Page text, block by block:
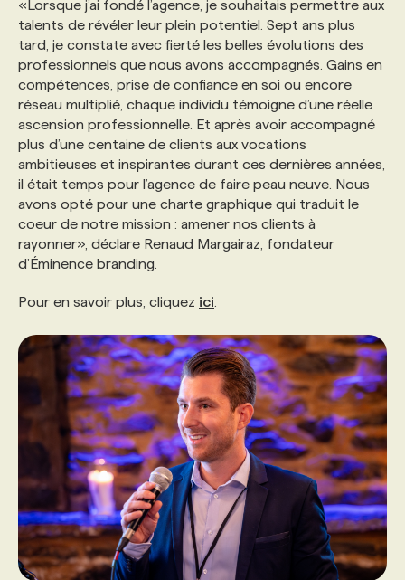
«Lorsque j’ai fondé l’agence, je souhaitais permettre aux
talents de révéler leur plein potentiel. Sept ans plus
tard, je constate avec fierté les belles évolutions des
professionnels que nous avons accompagnés. Gains en
compétences, prise de confiance en soi ou encore
réseau multiplié, chaque individu témoigne d’une réelle
ascension professionnelle. Et après avoir accompagné
plus d’une centaine de clients aux vocations
ambitieuses et inspirantes durant ces dernières années,
il était temps pour l’agence de faire peau neuve. Nous
avons opté pour une charte graphique qui traduit le
coeur de notre mission : amener nos clients à
rayonner», déclare Renaud Margairaz, fondateur
d’Éminence branding.
Pour en savoir plus, cliquez ici